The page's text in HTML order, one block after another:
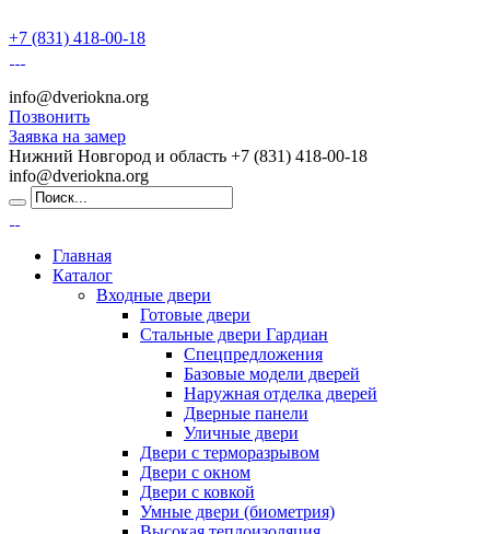
+7 (831) 418-00-18
info@dveriokna.org
Позвонить
Заявка на замер
Нижний Новгород и область +7 (831) 418-00-18
info@dveriokna.org
Главная
Каталог
Входные двери
Готовые двери
Стальные двери Гардиан
Спецпредложения
Базовые модели дверей
Наружная отделка дверей
Дверные панели
Уличные двери
Двери с терморазрывом
Двери с окном
Двери с ковкой
Умные двери (биометрия)